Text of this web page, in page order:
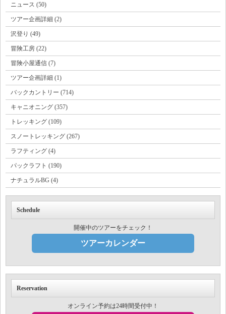
ニュース (50)
ツアー企画詳細 (2)
沢登り (49)
冒険工房 (22)
冒険小屋通信 (7)
ツアー企画詳細 (1)
バックカントリー (714)
キャニオニング (357)
トレッキング (109)
スノートレッキング (267)
ラフティング (4)
パックラフト (190)
ナチュラルBG (4)
Schedule
開催中のツアーをチェック！
ツアーカレンダー
Reservation
オンライン予約は24時間受付中！